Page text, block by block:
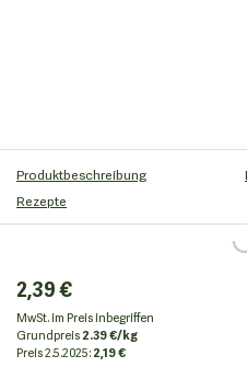
Produktbeschreibung
Rezepte
2,39 €
MwSt. im Preis inbegriffen
Grundpreis2.39 €/kg
Preis2.5.2025:2,19 €